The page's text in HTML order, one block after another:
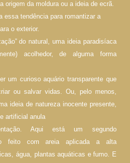
origem da moldura ou a ideia de ecrã.
essa tendência para romantizar a
o exterior.
do natural, uma ideia paradisíaca
acolhedor, de alguma forma
um curioso aquário transparente que
ou salvar vidas. Ou, pelo menos,
ideia de natureza inocente presente,
artificial anula
Aqui está um segundo
feito com areia aplicada a alta
água, plantas aquáticas e fumo. E